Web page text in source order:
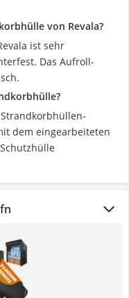
von Revala?
ist sehr
Das Aufroll-
dem eingearbeiteten